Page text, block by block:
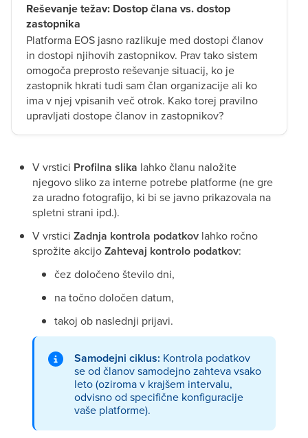
Reševanje težav: Dostop člana vs. dostop
zastopnika
Platforma EOS jasno razlikuje med dostopi članov
in dostopi njihovih zastopnikov. Prav tako sistem
omogoča preprosto reševanje situacij, ko je
zastopnik hkrati tudi sam član organizacije ali ko
ima v njej vpisanih več otrok. Kako torej pravilno
upravljati dostope članov in zastopnikov?
V vrstici Profilna slika lahko članu naložite
njegovo sliko za interne potrebe platforme (ne gre
za uradno fotografijo, ki bi se javno prikazovala na
spletni strani ipd.).
V vrstici Zadnja kontrola podatkov lahko ročno
sprožite akcijoZahtevaj kontrolo podatkov:
čez določeno število dni,
na točno določen datum,
takoj ob naslednji prijavi.
Samodejni ciklus: Kontrola podatkov
se od članov samodejno zahteva vsako
leto (oziroma v krajšem intervalu,
odvisno od specifične konfiguracije
vaše platforme).